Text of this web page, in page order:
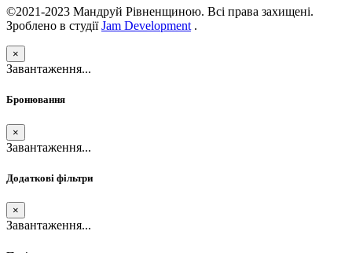
©2021-2023 Мандруй Рівненщиною. Всі права захищені.
Зроблено в студіїJam Development .
×
Завантаження...
Бронювання
×
Завантаження...
Додаткові фільтри
×
Завантаження...